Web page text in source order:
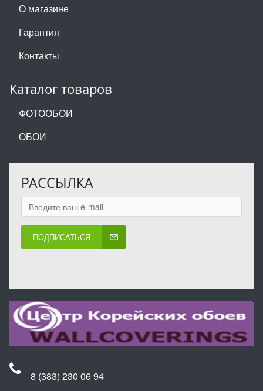
О магазине
Гарантия
Контакты
Каталог товаров
ФОТООБОИ
ОБОИ
РАССЫЛКА
ПОДПИСАТЬСЯ
8 (383) 230 06 94